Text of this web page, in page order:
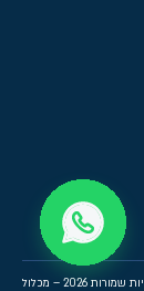
2026 – מכלול